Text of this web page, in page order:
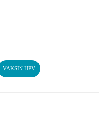
VAKSIN HPV